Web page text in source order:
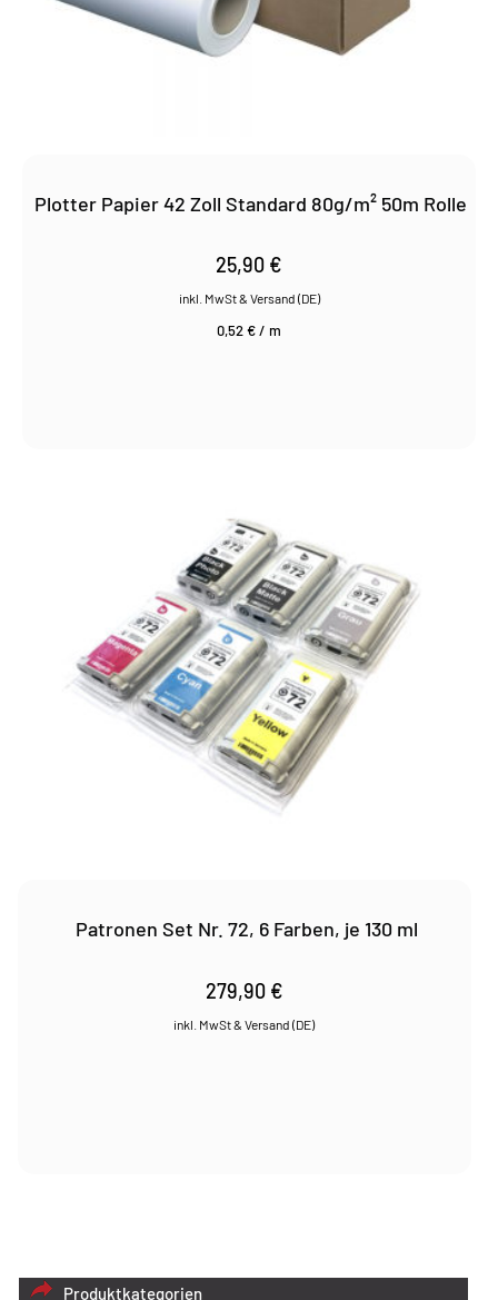
Plotter Papier 42 Zoll Standard 80g/m² 50m Rolle
25,90 €
0,52€/ m
Patronen Set Nr. 72, 6 Farben, je 130 ml
279,90 €
Produktkategorien